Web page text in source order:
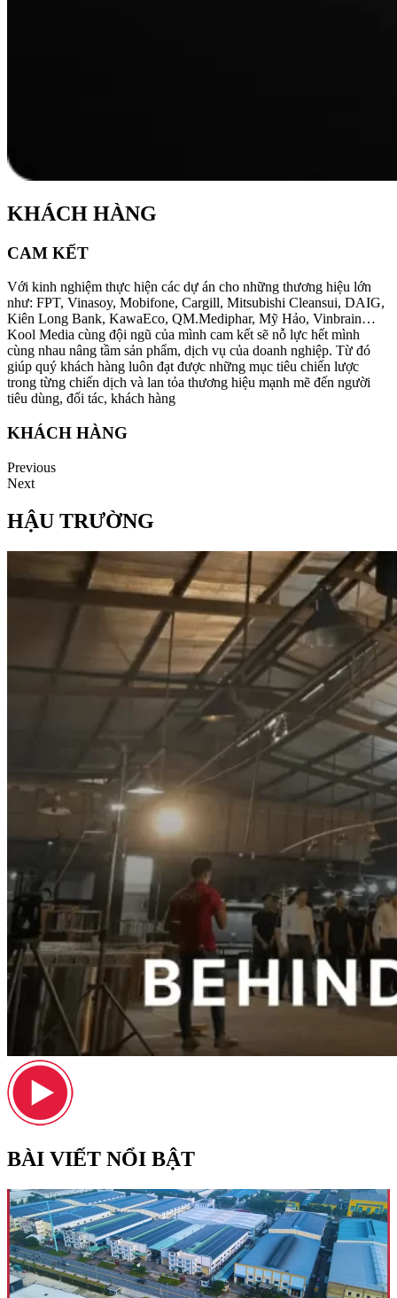
KHÁCH HÀNG
CAM KẾT
Với kinh nghiệm thực hiện các dự án cho những thương hiệu lớn
như: FPT, Vinasoy, Mobifone, Cargill, Mitsubishi Cleansui, DAIG,
Kiên Long Bank, KawaEco, QM.Mediphar, Mỹ Hảo, Vinbrain…
Kool Media cùng đội ngũ của mình cam kết sẽ nỗ lực hết mình
cùng nhau nâng tầm sản phẩm, dịch vụ của doanh nghiệp. Từ đó
giúp quý khách hàng luôn đạt được những mục tiêu chiến lược
trong từng chiến dịch và lan tỏa thương hiệu mạnh mẽ đến người
tiêu dùng, đối tác, khách hàng
KHÁCH HÀNG
Previous
Next
HẬU TRƯỜNG
BÀI VIẾT NỔI BẬT